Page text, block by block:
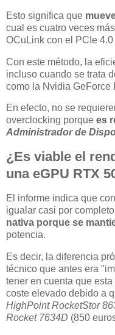
Esto significa que
cual es cuatro veces
OCuLink con el PCIe 4.0
Con este método, la
incluso cuando se trata
como la Nvidia GeForce
En efecto, no se
overclocking porque es
Administrador de
¿Es viable el
una eGPU RTX
El informe indica que
igualar casi por
nativa porque se
potencia.
Es decir, la diferencia
técnico que antes era
tener en cuenta que
coste elevado debido a
HighPoint RocketStor
Rocket 7634D (850